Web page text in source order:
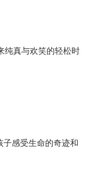
的关联性
纯真与欢笑的轻松时
感受生命的奇迹和